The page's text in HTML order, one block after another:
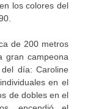
los colores del
de 200 metros
gran campeona
día: Caroline
en el
de dobles en el